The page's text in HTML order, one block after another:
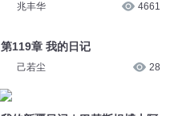
兆丰华 4661
第119章 我的日记
己若尘 28